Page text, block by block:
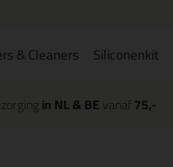
& Cleaners Siliconenkit
in NL & BEvanaf 75,-